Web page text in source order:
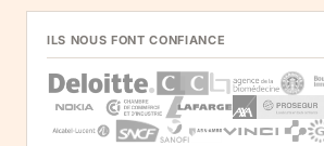
ILS NOUS FONT CONFIANCE